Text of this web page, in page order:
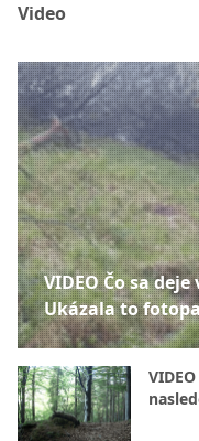
Video
VIDEO Čo sa
Ukázala to